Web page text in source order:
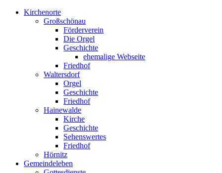
Kirchenorte
Großschönau
Förderverein
Die Orgel
Geschichte
ehemalige Webseite
Friedhof
Waltersdorf
Orgel
Geschichte
Friedhof
Hainewalde
Kirche
Geschichte
Sehenswertes
Friedhof
Hörnitz
Gemeindeleben